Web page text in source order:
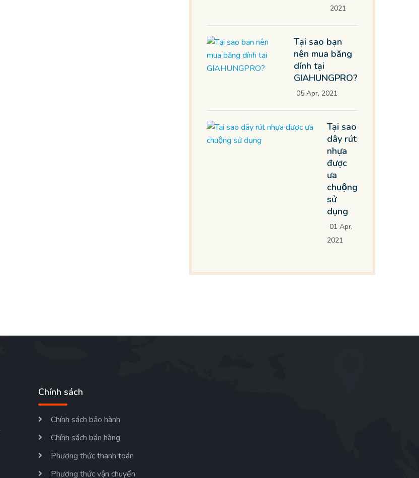
2021
Tại sao bạn
nên mua băng
dính tại
GIAHUNGPRO?
05 Apr, 2021
Tại sao
dây rút
nhựa
được
ưa
chuộng
sử
dụng
01 Apr,
2021
Chính sách
Chính sách bảo hành
Chính sách bán hàng
Phương thức thanh toán
Phương thức vận chuyển